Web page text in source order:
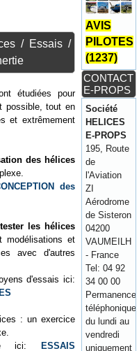
/ Essais /
étudiées pour
possible, tout en
et extrêmement
des hélices
des
tester les hélices
modélisations et
avec d'autres
d'essais ici:
: un exercice
ici: ESSAIS
AVIS
PILOTES
(1237)
CONTACT
E-PROPS
Société
HELICES
E-PROPS
195, Route
de
l'Aviation
ZI
Aérodrome
de Sisteron
04200
VAUMEILH
- France
Tel: 04 92
34 00 00
Permanence
téléphonique
du lundi au
vendredi
uniquement